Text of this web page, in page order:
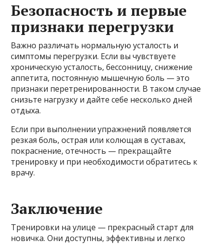
Безопасность и первые
признаки перегрузки
Важно различать нормальную усталость и
симптомы перегрузки. Если вы чувствуете
хроническую усталость, бессонницу, снижение
аппетита, постоянную мышечную боль — это
признаки перетренированности. В таком случае
снизьте нагрузку и дайте себе несколько дней
отдыха.
Если при выполнении упражнений появляется
резкая боль, острая или колющая в суставах,
покраснение, отечность — прекращайте
тренировку и при необходимости обратитесь к
врачу.
Заключение
Тренировки на улице — прекрасный старт для
новичка. Они доступны, эффективны и легко